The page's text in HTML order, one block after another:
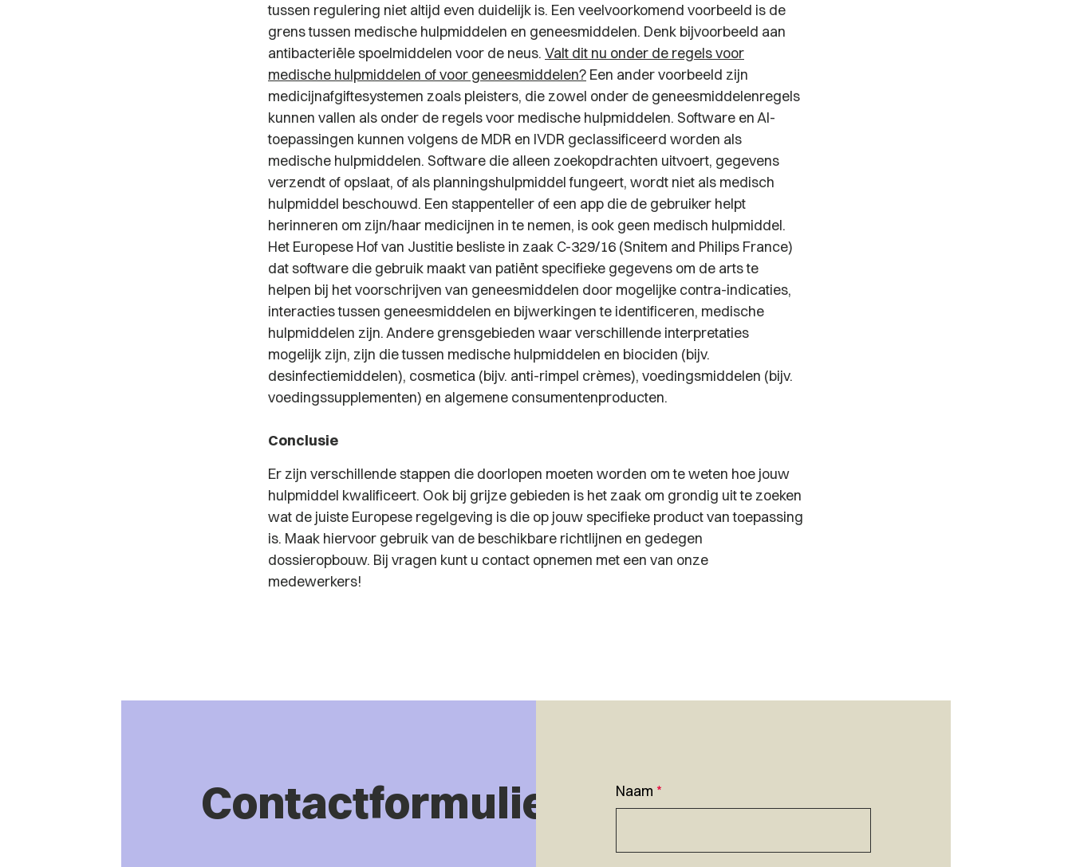
tussen regulering niet altijd even duidelijk is. Een veelvoorkomend voorbeeld is de
grens tussen medische hulpmiddelen en geneesmiddelen. Denk bijvoorbeeld aan
antibacteriële spoelmiddelen voor de neus. Valt dit nu onder de regels voor
medische hulpmiddelen of voor geneesmiddelen? Een ander voorbeeld zijn
medicijnafgiftesystemen zoals pleisters, die zowel onder de geneesmiddelenregels
kunnen vallen als onder de regels voor medische hulpmiddelen. Software en AI-
toepassingen kunnen volgens de MDR en IVDR geclassificeerd worden als
medische hulpmiddelen. Software die alleen zoekopdrachten uitvoert, gegevens
verzendt of opslaat, of als planningshulpmiddel fungeert, wordt niet als medisch
hulpmiddel beschouwd. Een stappenteller of een app die de gebruiker helpt
herinneren om zijn/haar medicijnen in te nemen, is ook geen medisch hulpmiddel.
Het Europese Hof van Justitie besliste in zaak C-329/16 (Snitem and Philips France)
dat software die gebruik maakt van patiënt specifieke gegevens om de arts te
helpen bij het voorschrijven van geneesmiddelen door mogelijke contra-indicaties,
interacties tussen geneesmiddelen en bijwerkingen te identificeren, medische
hulpmiddelen zijn. Andere grensgebieden waar verschillende interpretaties
mogelijk zijn, zijn die tussen medische hulpmiddelen en biociden (bijv.
desinfectiemiddelen), cosmetica (bijv. anti-rimpel crèmes), voedingsmiddelen (bijv.
voedingssupplementen) en algemene consumentenproducten.
Conclusie
Er zijn verschillende stappen die doorlopen moeten worden om te weten hoe jouw
hulpmiddel kwalificeert. Ook bij grijze gebieden is het zaak om grondig uit te zoeken
wat de juiste Europese regelgeving is die op jouw specifieke product van toepassing
is. Maak hiervoor gebruik van de beschikbare richtlijnen en gedegen
dossieropbouw. Bij vragen kunt u contact opnemen met een van onze
medewerkers!
Contactformulier Naam *